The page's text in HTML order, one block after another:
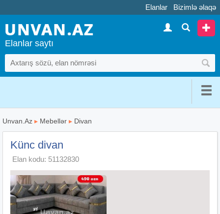
Elanlar Bizimlə əlaqə
Elanlar saytı
Unvan.Az ▸ Mebellər ▸ Divan
Künc divan
Elan kodu: 51132830